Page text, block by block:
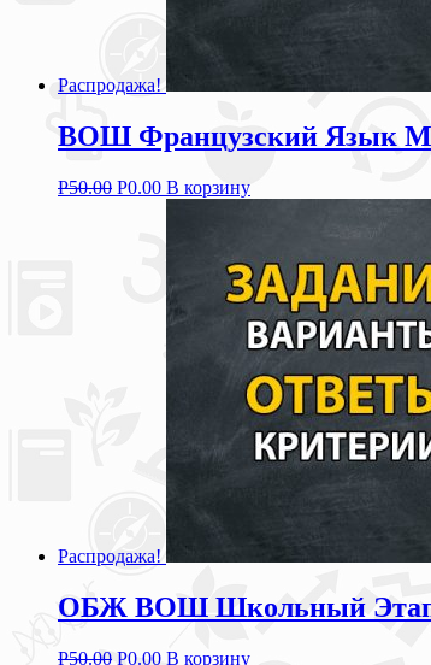
Распродажа!
ВОШ Французский Язык
Р50.00 Р0.00 В корзину
Распродажа!
ОБЖ ВОШ Школьный Этап
Р50.00 Р0.00 В корзину